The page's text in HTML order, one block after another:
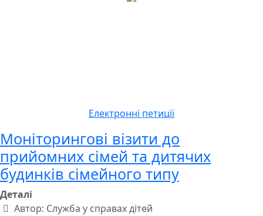
Електронні петиції
Моніторингові візити до
прийомних сімей та дитячих
будинків сімейного типу
Деталі
Автор: Служба у справах дітей